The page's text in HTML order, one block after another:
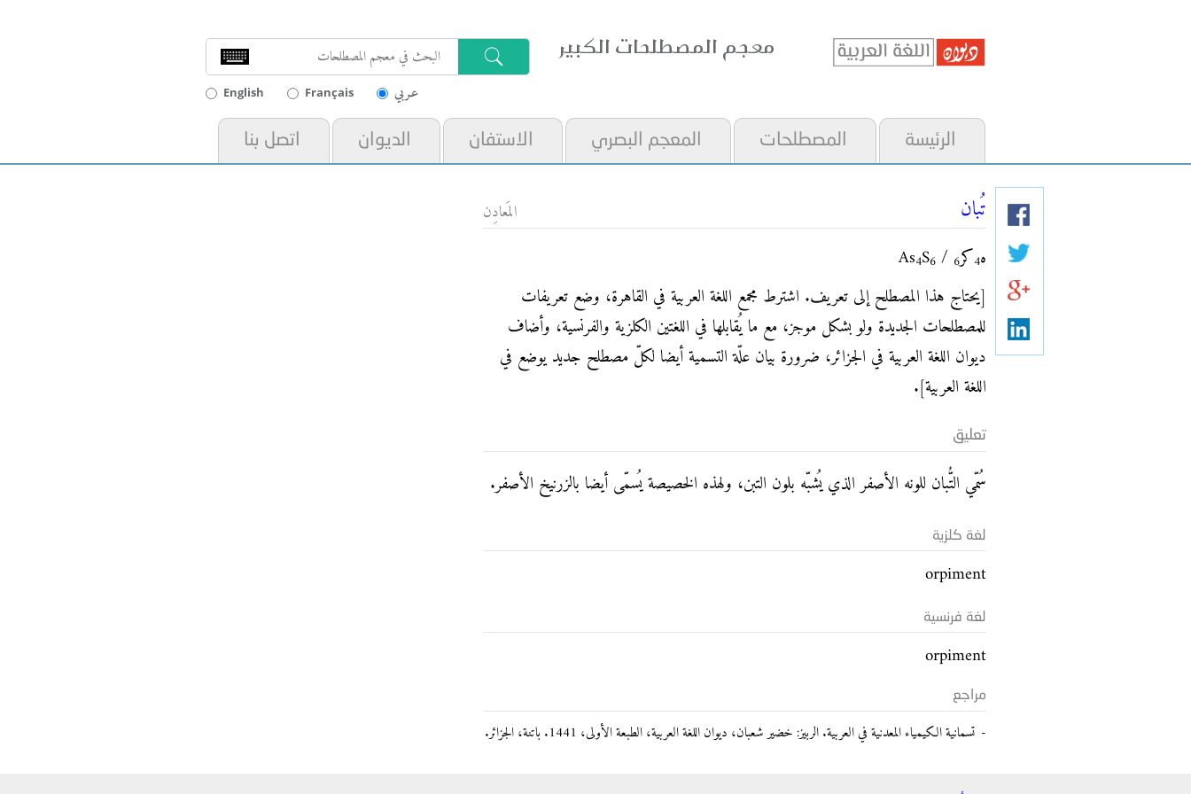
معجم المصطلحات الكبير
English Français عـربي
الرئيسة المصطلحات المعجم البصري الاستفان الديوان اتصل بنا
تُبان المَعادِن
ه4كر6
/ As
4S6
[يحتاج هذا المصطلح إلى تعريف. اشترط مجمع اللغة العربية في القاهرة، وضع تعريفات
للمصطلحات الجديدة ولو بشكل موجز، مع ما يُقابلها في اللغتين الكلزية والفرنسية، وأضاف
ديوان اللغة العربية في الجزائر، ضرورة بيان علّة التسمية أيضا لكلّ مصطلح جديد يوضع في
اللغة العربية].
تعليق
سُمّي التُّبان للونه الأصفر الذي يُشبّه بلون التبن، ولهذه الخصيصة يُسمّى أيضا بالزرنيخ الأصفر.
لغة كلزية
orpiment
لغة فرنسية
orpiment
مراجع
تسمانية الكيمياء المعدنية في العربية. الربيز: خضير شعبان، ديوان اللغة العربية، الطبعة الأولى، 1441. باتنة، الجزائر.